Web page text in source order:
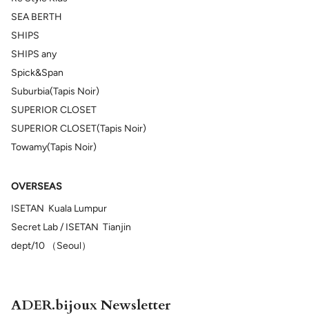
SEA BERTH
SHIPS
SHIPS any
Spick&Span
Suburbia(Tapis Noir)
SUPERIOR CLOSET
SUPERIOR CLOSET(Tapis Noir)
Towamy(Tapis Noir)
OVERSEAS
ISETAN Kuala Lumpur
Secret Lab / ISETAN Tianjin
dept/10 （Seoul）
ADER.bijoux Newsletter